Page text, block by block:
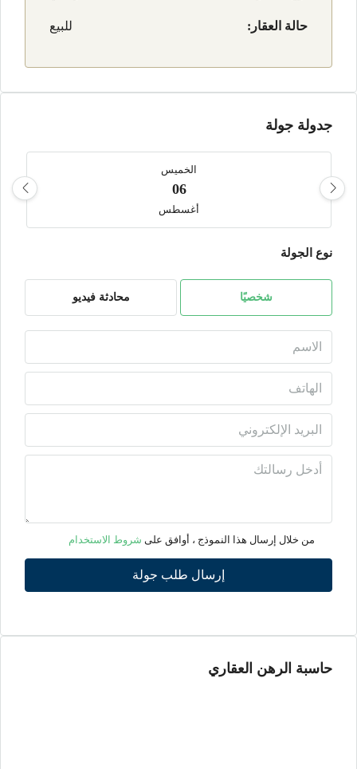
حالة العقار: للبيع
جدولة جولة
الخميس
06
أغسطس
09
10
أغسطس
الثلاثاء
أغسطس
نوع الجولة
شخصيًا محادثة فيديو
من خلال إرسال هذا النموذج ، أوافق على شروط الاستخدام
إرسال طلب جولة
حاسبة الرهن العقاري